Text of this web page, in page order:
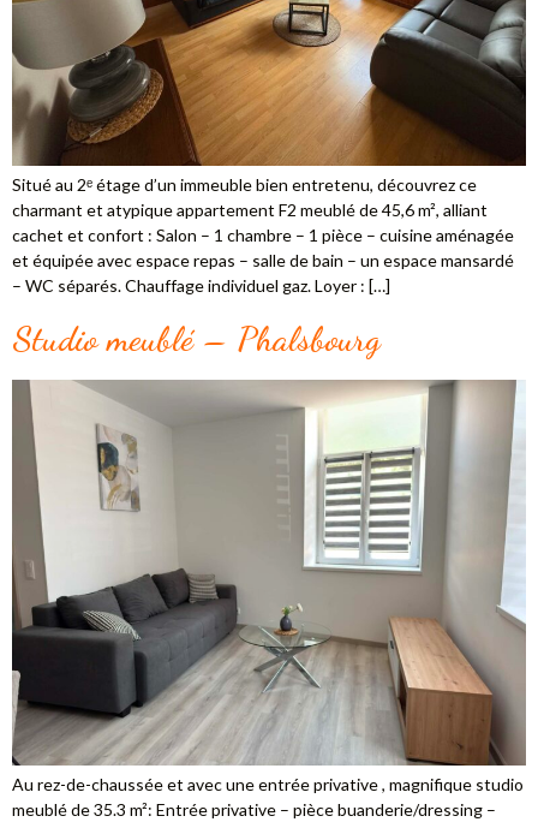
Situé au 2ᵉ étage d’un immeuble bien entretenu, découvrez ce
charmant et atypique appartement F2 meublé de 45,6 m², alliant
cachet et confort : Salon – 1 chambre – 1 pièce – cuisine aménagée
et équipée avec espace repas – salle de bain – un espace mansardé
– WC séparés. Chauffage individuel gaz. Loyer : […]
Studio meublé – Phalsbourg
Au rez-de-chaussée et avec une entrée privative , magnifique studio
meublé de 35.3 m²: Entrée privative – pièce buanderie/dressing –